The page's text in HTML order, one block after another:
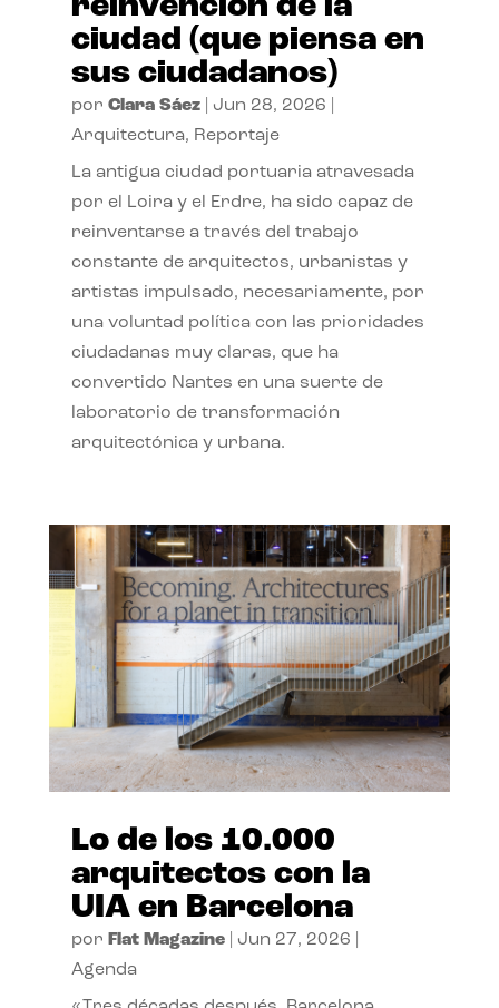
reinvención de la
ciudad (que piensa en
sus ciudadanos)
por Clara Sáez| Jun 28, 2026
Arquitectura, Reportaje
La antigua ciudad portuaria atravesada
por el Loira y el Erdre, ha sido capaz de
reinventarse a través del trabajo
constante de arquitectos, urbanistas y
artistas impulsado, necesariamente, por
una voluntad política con las prioridades
ciudadanas muy claras, que ha
convertido Nantes en una suerte de
laboratorio de transformación
arquitectónica y urbana.
Lo de los 10.000
arquitectos con la
UIA en Barcelona
por Flat Magazine| Jun 27, 2026
Agenda